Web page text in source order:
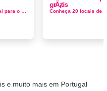
grÃ¡tis
e muito mais em Portugal